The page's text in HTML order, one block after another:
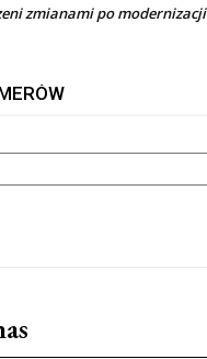
zmianami po modernizacji